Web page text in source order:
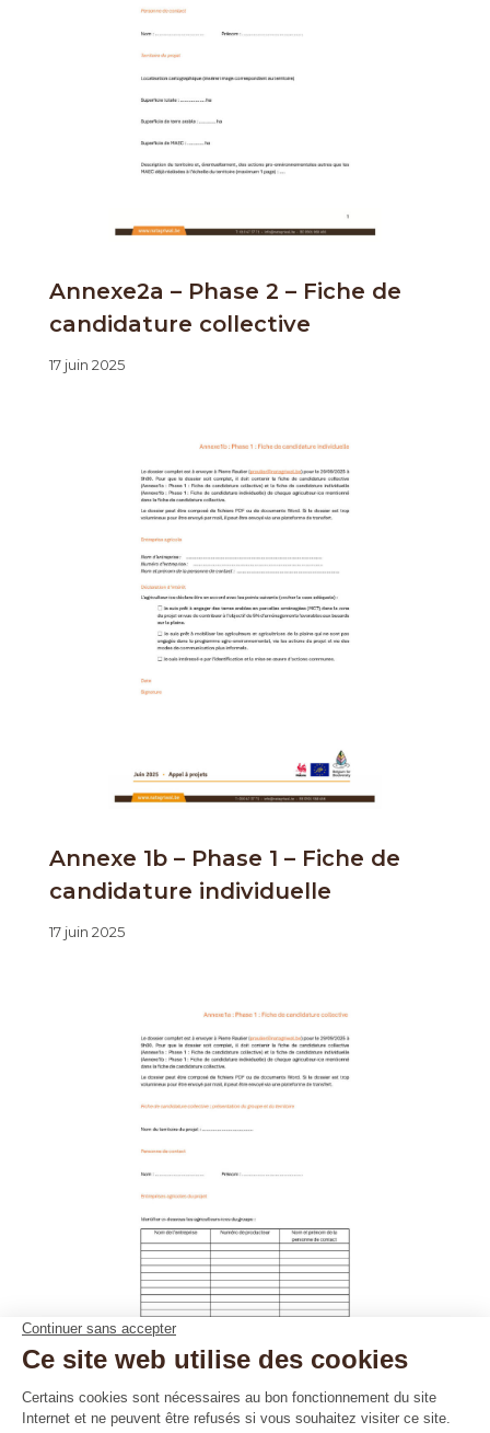
Annexe2a – Phase 2 – Fiche de
candidature collective
17 juin 2025
Annexe 1b – Phase 1 – Fiche de
candidature individuelle
17 juin 2025
Annexe1a – Phase 1 – Fiche de